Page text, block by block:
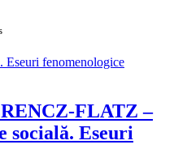
FLATZ –
socială. Eseuri